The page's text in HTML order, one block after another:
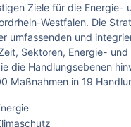
Ziele für die Energie-
Westfalen. Die
umfassenden und
Sektoren, Energie- und
die Handlungsebenen
Maßnahmen in 19